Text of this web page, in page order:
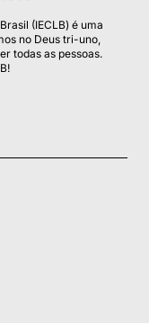
(IECLB) é uma
no Deus tri-uno,
todas as pessoas.